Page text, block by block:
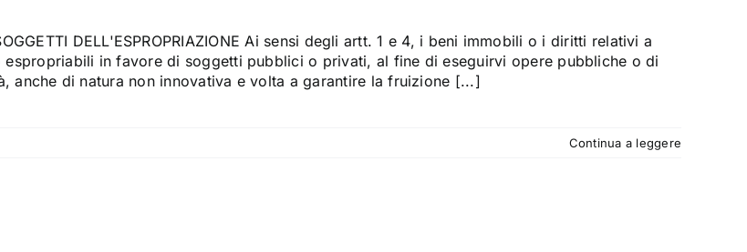
DELL'ESPROPRIAZIONE Ai sensi degli artt. 1 e 4, i beni immobili o i diritti relativi a
espropriabili in favore di soggetti pubblici o privati, al fine di eseguirvi opere pubbliche o di
anche di natura non innovativa e volta a garantire la fruizione [...]
Continua a leggere